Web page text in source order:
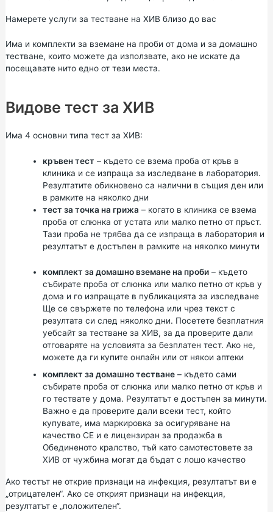
Намерете услуги за тестване на ХИВ близо до вас
Има и комплекти за вземане на проби от дома и за домашно
тестване, които можете да използвате, ако не искате да
посещавате нито едно от тези места.
Видове тест за ХИВ
Има 4 основни типа тест за ХИВ:
кръвен тест – където се взема проба от кръв в
клиника и се изпраща за изследване в лаборатория.
Резултатите обикновено са налични в същия ден или
в рамките на няколко дни
тест за точка на грижа – когато в клиника се взема
проба от слюнка от устата или малко петно от пръст.
Тази проба не трябва да се изпраща в лаборатория и
резултатът е достъпен в рамките на няколко минути
комплект за домашно вземане на проби– където
събирате проба от слюнка или малко петно от кръв у
дома и го изпращате в публикацията за изследване
Ще се свържете по телефона или чрез текст с
резултата си след няколко дни. Посетете безплатния
уебсайтза тестване за ХИВ, за да проверите дали
отговаряте на условията за безплатен тест. Ако не,
можете да ги купите онлайн или от някои аптеки
комплект за домашно тестване– където сами
събирате проба от слюнка или малко петно от кръв и
го тествате у дома. Резултатът е достъпен за минути.
Важно е да проверите дали всеки тест, който
купувате, има маркировка за осигуряване на
качество CE и е лицензиран за продажба в
Обединеното кралство, тъй като самотестовете за
ХИВ от чужбина могат да бъдат с лошо качество
Ако тестът не открие признаци на инфекция, резултатът ви е
„отрицателен“. Ако се открият признаци на инфекция,
резултатът е „положителен“.